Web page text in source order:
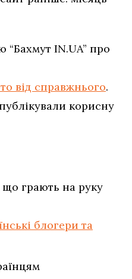
“Бахмут IN.UA” про
від справжнього.
корисну
що грають на руку
блогери та